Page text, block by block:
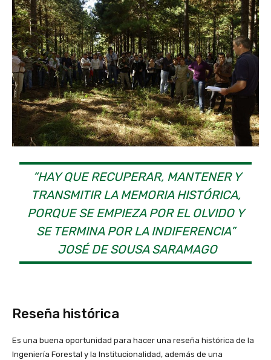
“HAY QUE RECUPERAR, MANTENER Y
TRANSMITIR LA MEMORIA HISTÓRICA,
PORQUE SE EMPIEZA POR EL OLVIDO Y
SE TERMINA POR LA INDIFERENCIA”
JOSÉ DE SOUSA SARAMAGO
Reseña histórica
Es una buena oportunidad para hacer una reseña histórica de la
Ingeniería Forestal y la Institucionalidad, además de una